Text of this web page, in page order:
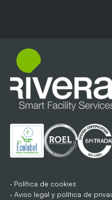
· Política de cookies
· Aviso legal y política de